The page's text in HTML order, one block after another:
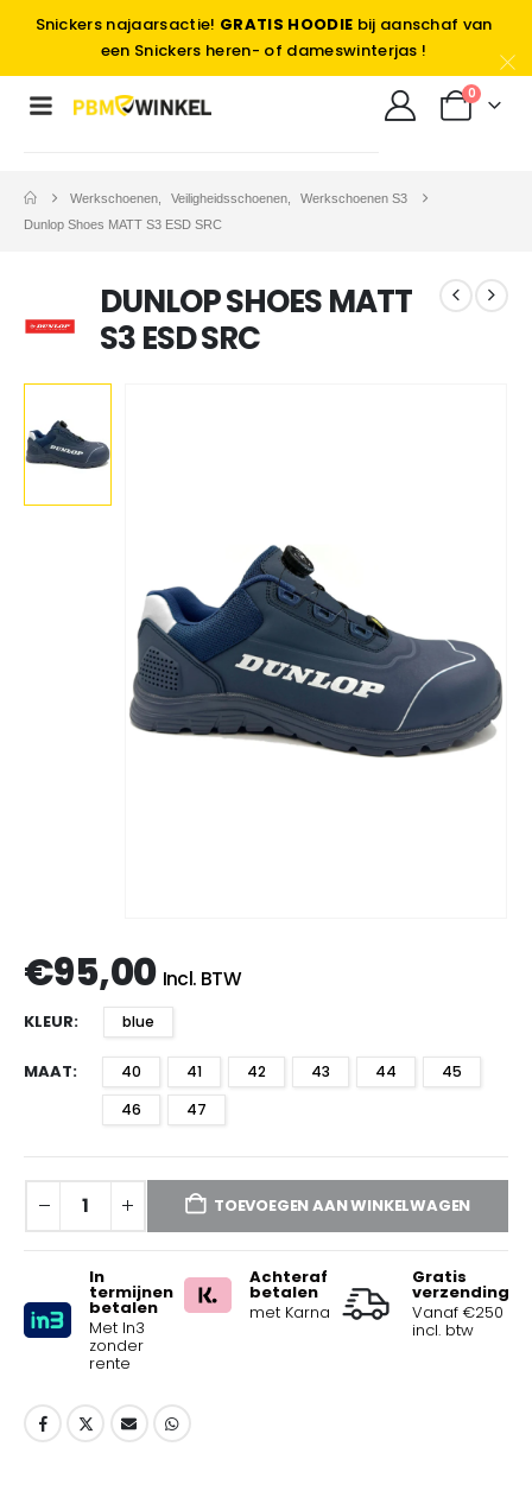
Snickers najaarsactie! GRATIS HOODIE bij aanschaf van
een Snickers heren- of dameswinterjas !
0
Werkschoenen Veiligheidsschoenen
Werkschoenen S3
Dunlop Shoes MATT S3 ESD SRC
DUNLOP SHOES MATT
S3 ESD SRC
€95,00 Incl. BTW
KLEUR blue
MAAT 40 41 42 43 44
45
46
47
TOEVOEGEN AAN WINKELWAGEN
In
termijnen
betalen
Met In3
zonder
rente
Achteraf
betalen
met Karna
Gratis
verzending
Vanaf €250
incl. btw